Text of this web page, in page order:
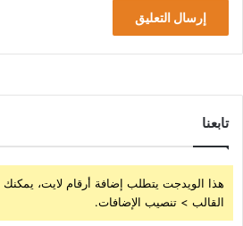
تابعنا
هذا الويدجت يتطلب إضافة أرقام لايت، يمكنك
القالب > تنصيب الإضافات.